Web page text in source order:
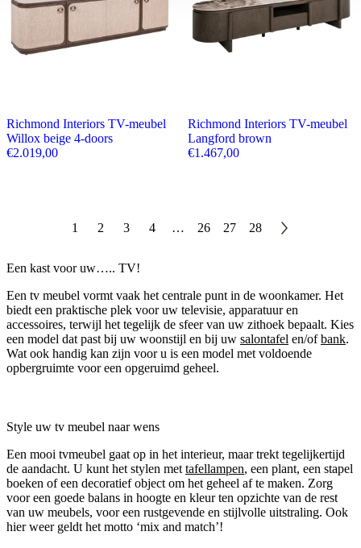
Richmond Interiors TV-meubel
Willox beige 4-doors
€2.019,00
Richmond Interiors TV-meubel
Langford brown
€1.467,00
1 2 3 4 … 26 27 28
Een kast voor uw….. TV!
Een tv meubel vormt vaak het centrale punt in de woonkamer. Het
biedt een praktische plek voor uw televisie, apparatuur en
accessoires, terwijl het tegelijk de sfeer van uw zithoek bepaalt. Kies
een model dat past bij uw woonstijl en bij uw salontafel en/ofbank.
Wat ook handig kan zijn voor u is een model met voldoende
opbergruimte voor een opgeruimd geheel.
Style uw tv meubel naar wens
Een mooi tvmeubel gaat op in het interieur, maar trekt tegelijkertijd
de aandacht. U kunt het stylen met tafellampen, een plant, een stapel
boeken of een decoratief object om het geheel af te maken. Zorg
voor een goede balans in hoogte en kleur ten opzichte van de rest
van uw meubels, voor een rustgevende en stijlvolle uitstraling. Ook
hier weer geldt het motto ‘mix and match’!